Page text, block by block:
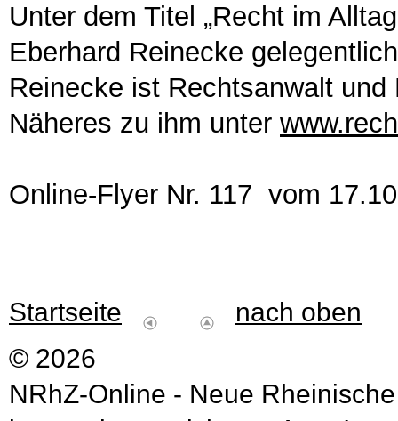
Unter dem Titel „Recht im
Eberhard Reinecke
Reinecke ist Rechtsanwalt
Näheres zu ihm unter
Online-Flyer Nr. 117 vom
Startseite
nach oben
© 2026
NRhZ-Online - Neue